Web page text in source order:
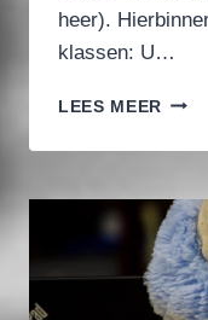
heer).
klassen: U…
LEES MEER
2026